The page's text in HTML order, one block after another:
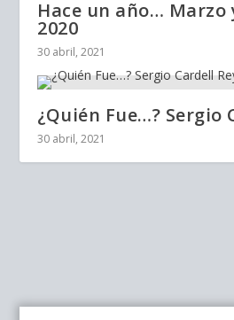
Hace un año… Marzo
2020
30 abril, 2021
¿Quién Fue…? Sergio
30 abril, 2021